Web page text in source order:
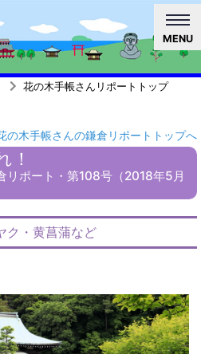
MENU
花の木手帳さんリポートトップ
の木手帳さんの鎌倉リポートトップへ
！
リポート・第108号（2018年5月
・黄菖蒲など